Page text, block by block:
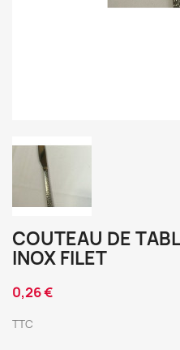
COUTEAU DE
INOX FILET
0,26 €
TTC